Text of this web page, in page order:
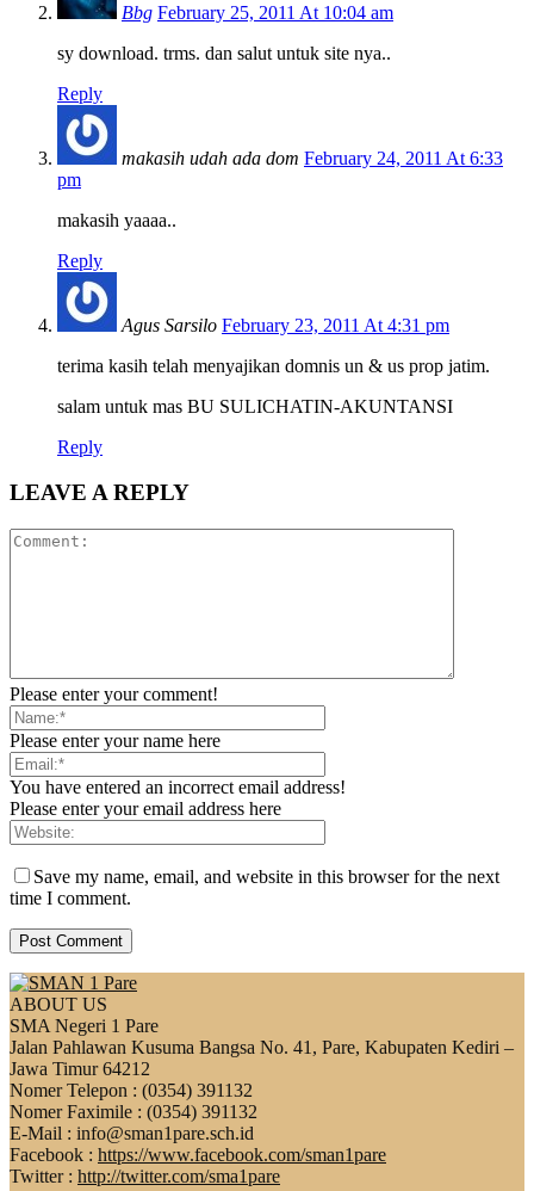
Bbg February 25, 2011 At 10:04 am
sy download. trms. dan salut untuk site nya..
Reply
makasih udah ada dom February 24, 2011 At 6:33
pm
makasih yaaaa..
Reply
Agus Sarsilo February 23, 2011 At 4:31 pm
terima kasih telah menyajikan domnis un & us prop jatim.
salam untuk mas BU SULICHATIN-AKUNTANSI
Reply
LEAVE A REPLY
Please enter your comment!
Please enter your name here
You have entered an incorrect email address!
Please enter your email address here
Save my name, email, and website in this browser for the next
time I comment.
ABOUT US
SMA Negeri 1 Pare
Jalan Pahlawan Kusuma Bangsa No. 41, Pare, Kabupaten Kediri –
Jawa Timur 64212
Nomer Telepon : (0354) 391132
Nomer Faximile : (0354) 391132
E-Mail : info@sman1pare.sch.id
Facebook : https://www.facebook.com/sman1pare
Twitter : http://twitter.com/sma1pare